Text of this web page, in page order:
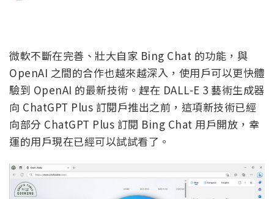
微軟不斷在完善、壯大自家 Bing Chat 的功能，與
OpenAI 之間的合作也越來越深入，使用戶可以更快體
驗到 OpenAI 的最新技術。趕在 DALL-E 3 藝術生成器
向 ChatGPT Plus 訂閱戶推出之前，這項新技術已經
向部分 ChatGPT Plus 訂閱 Bing Chat 用戶開放，幸
運的用戶現在已經可以試試看了。